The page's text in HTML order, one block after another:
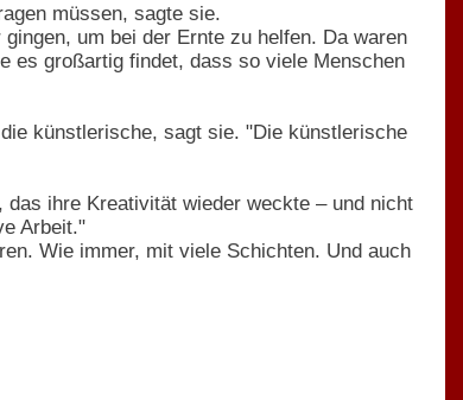
müssen, sagte sie.
um bei der Ernte zu helfen. Da waren
es großartig findet, dass so viele Menschen
künstlerische, sagt sie. "Die künstlerische
ihre Kreativität wieder weckte – und nicht
Arbeit."
Wie immer, mit viele Schichten. Und auch